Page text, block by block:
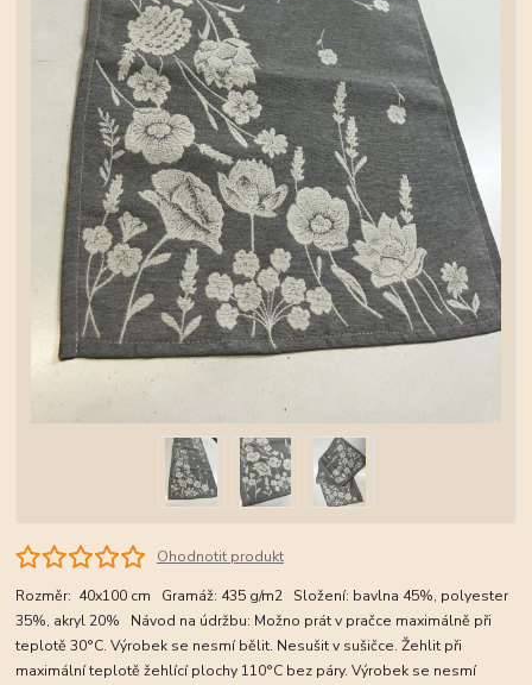
Ohodnotit produkt
Rozměr: 40x100 cm Gramáž: 435 g/m2 Složení: bavlna 45%, polyester
35%, akryl 20% Návod na údržbu: Možno prát v pračce maximálně při
teplotě 30°C. Výrobek se nesmí bělit. Nesušit v sušičce. Žehlit při
maximální teplotě žehlící plochy 110°C bez páry. Výrobek se nesmí